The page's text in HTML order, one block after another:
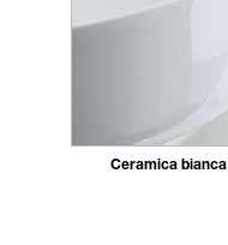
Ceramica bianca